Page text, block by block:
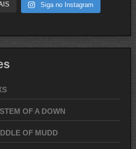
Siga no Instagram
OF A DOWN
OF MUDD